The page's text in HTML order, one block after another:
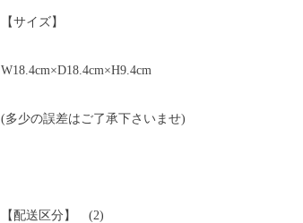
【サイズ】
W18.4cm×D18.4cm×H9.4cm
(多少の誤差はご了承下さいませ)
【配送区分】 (2)